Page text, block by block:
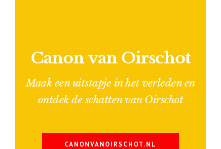
Canon van Oirschot
Maak een uitstapje in het verleden en
ontdek de schatten van Oirschot
CANONVANOIRSCHOT.NL